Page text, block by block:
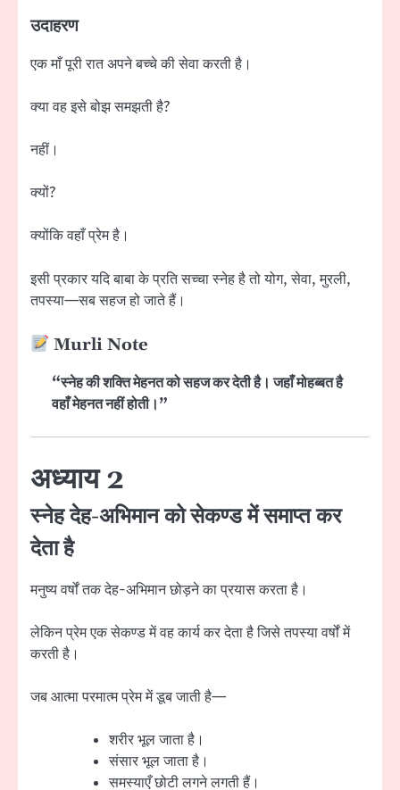
उदाहरण
एक माँ पूरी रात अपने बच्चे की सेवा करती है।
क्या वह इसे बोझ समझती है?
नहीं।
क्यों?
क्योंकि वहाँ प्रेम है।
इसी प्रकार यदि बाबा के प्रति सच्चा स्नेह है तो योग, सेवा, मुरली,
तपस्या—सब सहज हो जाते हैं।
Murli Note
“स्नेह की शक्ति मेहनत को सहज कर देती है। जहाँ मोहब्बत है
वहाँ मेहनत नहीं होती।”
अध्याय 2
स्नेह देह-अभिमान को सेकण्ड में समाप्त कर
देता है
मनुष्य वर्षों तक देह-अभिमान छोड़ने का प्रयास करता है।
लेकिन प्रेम एक सेकण्ड में वह कार्य कर देता है जिसे तपस्या वर्षों में
करती है।
जब आत्मा परमात्म प्रेम में डूब जाती है—
शरीर भूल जाता है।
संसार भूल जाता है।
समस्याएँ छोटी लगने लगती हैं।